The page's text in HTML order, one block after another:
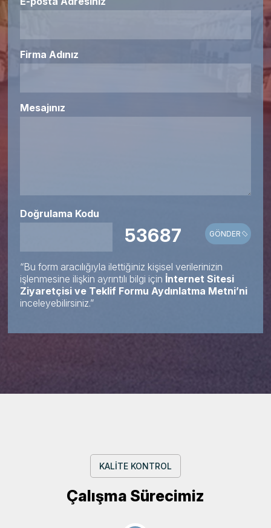
Firma Adınız
Mesajınız
Doğrulama Kodu
53687 GÖNDER
“Bu form aracılığıyla ilettiğiniz kişisel verilerinizin
işlenmesine ilişkin ayrıntılı bilgi için İnternet Sitesi
Ziyaretçisi ve Teklif Formu Aydınlatma Metni’ni
inceleyebilirsiniz.”
KALİTE KONTROL
Çalışma Sürecimiz